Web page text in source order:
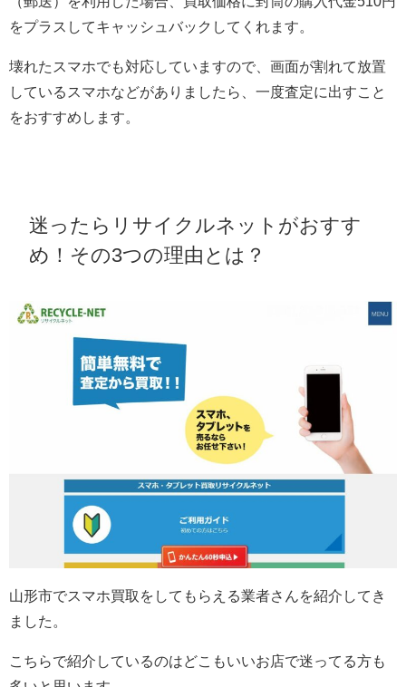
をプラスしてキャッシュバックしてくれます。
壊れたスマホでも対応していますので、画面が割れて放置
しているスマホなどがありましたら、一度査定に出すこと
をおすすめします。
迷ったらリサイクルネットがおすす
め！その3つの理由とは？
山形市でスマホ買取をしてもらえる業者さんを紹介してき
ました。
こちらで紹介しているのはどこもいいお店で迷ってる方も